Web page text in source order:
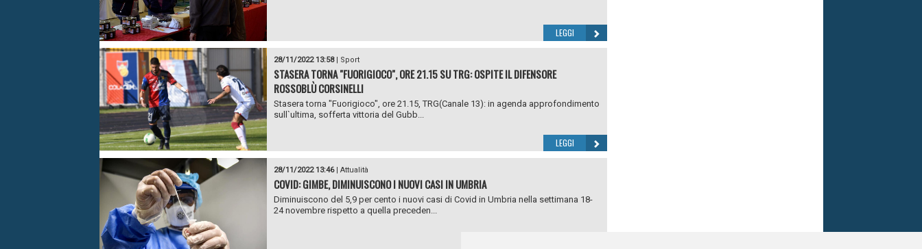
LEGGI
28/11/2022 13:58| Sport
STASERA TORNA "FUORIGIOCO", ORE 21.15 SU TRG: OSPITE IL DIFENSORE
ROSSOBLÙ CORSINELLI
Stasera torna "Fuorigioco", ore 21.15, TRG(Canale 13): in agenda approfondimento
sull`ultima, sofferta vittoria del Gubb...
LEGGI
28/11/2022 13:46| Attualità
COVID: GIMBE, DIMINUISCONO I NUOVI CASI IN UMBRIA
Diminuiscono del 5,9 per cento i nuovi casi di Covid in Umbria nella settimana 18-
24 novembre rispetto a quella preceden...